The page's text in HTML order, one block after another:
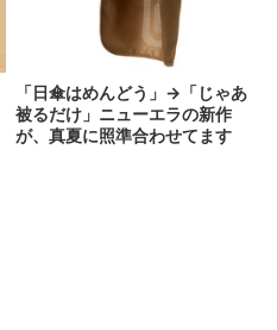
「日傘はめんどう」→「じゃあ
被るだけ」ニューエラの新作
が、真夏に照準合わせてます